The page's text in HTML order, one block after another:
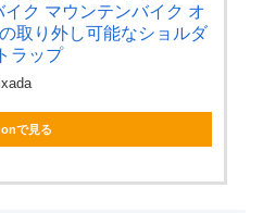
イク マウンテンバイク オ
取り外し可能なショルダ
ラップ
で見る